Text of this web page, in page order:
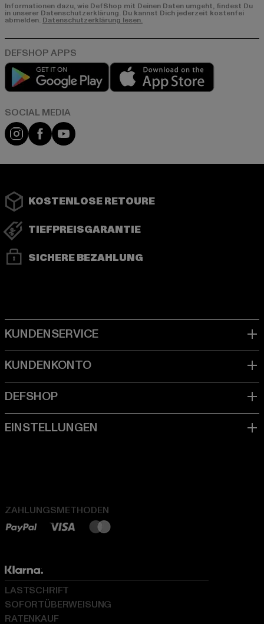
Informationen dazu, wie DefShop mit Deinen Daten umgeht, findest Du
in unserer Datenschutzerklärung. Du kannst Dich jederzeit kostenfei
abmelden. Datenschutzerklärung lesen.
Play market
Instagram
FacebookYouTube
KOSTENLOSE RETOURE
TIEFPREISGARANTIE
SICHERE BEZAHLUNG
ZAHLUNGSMETHODEN
LASTSCHRIFT
SOFORTÜBERWEISUNG
RATENKAUF